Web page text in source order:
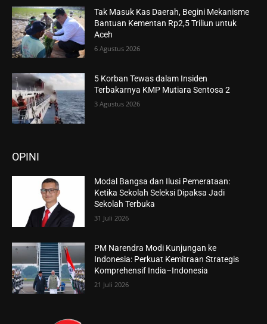
Tak Masuk Kas Daerah, Begini Mekanisme
Bantuan Kementan Rp2,5 Triliun untuk
Aceh
6 Agustus 2026
5 Korban Tewas dalam Insiden
Terbakarnya KMP Mutiara Sentosa 2
3 Agustus 2026
OPINI
Modal Bangsa dan Ilusi Pemerataan:
Ketika Sekolah Seleksi Dipaksa Jadi
Sekolah Terbuka
31 Juli 2026
PM Narendra Modi Kunjungan ke
Indonesia: Perkuat Kemitraan Strategis
Komprehensif India–Indonesia
21 Juli 2026